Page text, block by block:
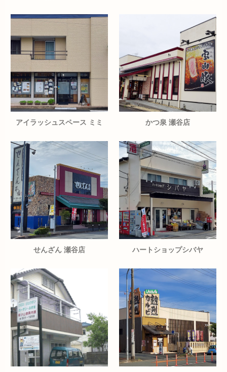
アイラッシュスペース ミミ かつ泉 瀬谷店
せんざん 瀬谷店 ハートショップシバヤ